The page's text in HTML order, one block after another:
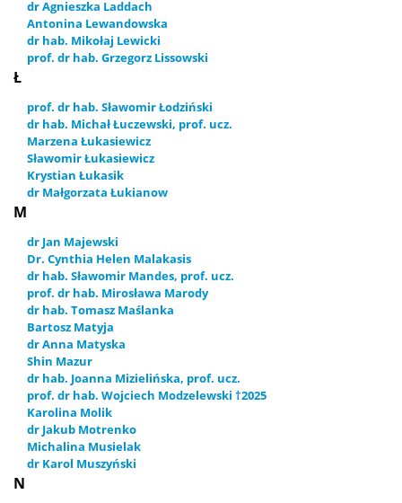
dr Agnieszka Laddach
Antonina Lewandowska
dr hab. Mikołaj Lewicki
prof. dr hab. Grzegorz Lissowski
Ł
prof. dr hab. Sławomir Łodziński
dr hab. Michał Łuczewski, prof. ucz.
Marzena Łukasiewicz
Sławomir Łukasiewicz
Krystian Łukasik
dr Małgorzata Łukianow
M
dr Jan Majewski
Dr. Cynthia Helen Malakasis
dr hab. Sławomir Mandes, prof. ucz.
prof. dr hab. Mirosława Marody
dr hab. Tomasz Maślanka
Bartosz Matyja
dr Anna Matyska
Shin Mazur
dr hab. Joanna Mizielińska, prof. ucz.
prof. dr hab. Wojciech Modzelewski †2025
Karolina Molik
dr Jakub Motrenko
Michalina Musielak
dr Karol Muszyński
N